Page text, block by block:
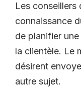
Les conseillers
connaissance
de planifier
la clientèle. Le
désirent
autre sujet.